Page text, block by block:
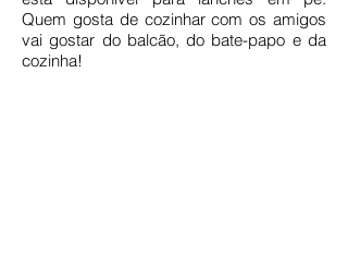
Quem gosta de cozinhar com os amigos
vai gostar do balcão, do bate-papo e da
cozinha!